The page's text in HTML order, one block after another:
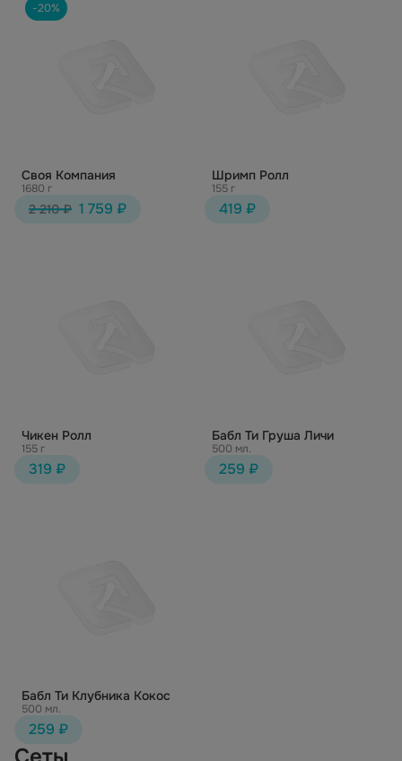
-20%
Своя Компания
1680 г
2 210 ₽ 1 759 ₽
Шримп Ролл
155 г
419 ₽
Чикен Ролл
155 г
319 ₽
Бабл Ти Груша Личи
500 мл.
259 ₽
Бабл Ти Клубника Кокос
500 мл.
259 ₽